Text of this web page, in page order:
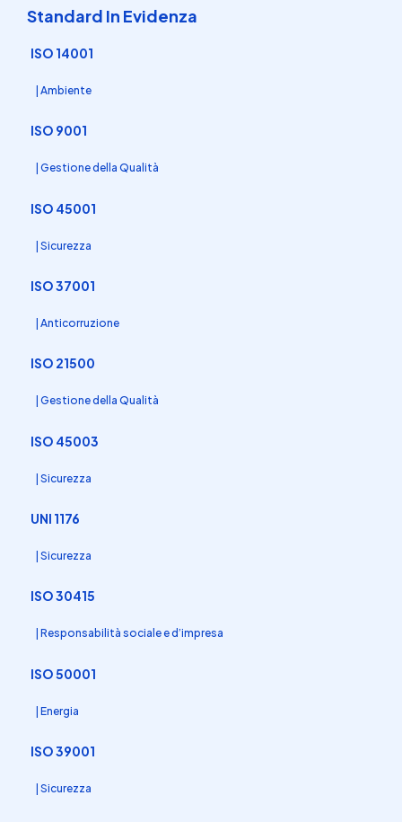
Standard In Evidenza
ISO 14001
| Ambiente
ISO 9001
| Gestione della Qualità
ISO 45001
| Sicurezza
ISO 37001
| Anticorruzione
ISO 21500
| Gestione della Qualità
ISO 45003
| Sicurezza
UNI 1176
| Sicurezza
ISO 30415
| Responsabilità sociale e d’impresa
ISO 50001
| Energia
ISO 39001
| Sicurezza